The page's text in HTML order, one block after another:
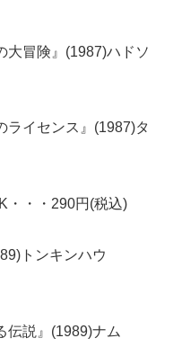
大冒険』(1987)ハドソ
ライセンス』(1987)タ
・・・290円(税込)
トンキンハウ
伝説』(1989)ナム